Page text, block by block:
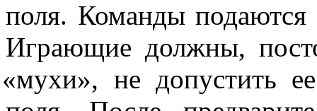
поля. Команды подаются
Играющие должны,
«мухи», не допустить